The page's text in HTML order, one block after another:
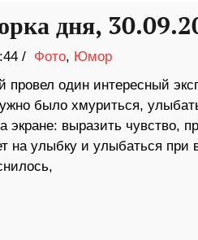
дня,
/ Фото, Юмор
провел один интересный
было хмуриться,
экране: выразить чувство,
на улыбку и улыбаться при